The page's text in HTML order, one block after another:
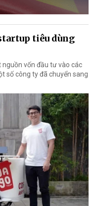
tiêu dùng
vốn đầu tư vào các
số công ty đã chuyển sang